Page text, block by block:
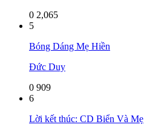
0 2,065
5
Bóng Dáng Mẹ Hiền
Đức Duy
0 909
6
Lời kết thúc: CD Biển Và Mẹ